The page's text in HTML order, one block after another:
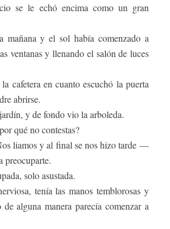
se le echó encima como un gran
mañana y el sol había comenzado a
ventanas y llenando el salón de luces
cafetera en cuanto escuchó la puerta
abrirse.
y de fondo vio la arboleda.
qué no contestas?
liamos y al final se nos hizo tarde —
solo asustada.
tenía las manos temblorosas y
alguna manera parecía comenzar a